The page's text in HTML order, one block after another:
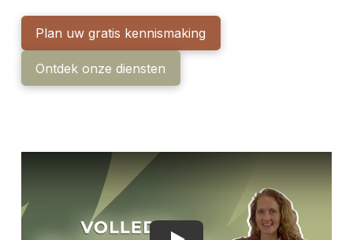
Plan uw gratis kennismaking
Ontdek onze diensten